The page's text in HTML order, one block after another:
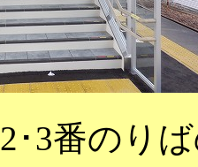
2･3番のり